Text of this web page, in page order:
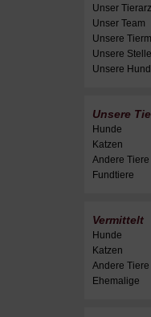
Unser
Unser Team
Unsere
Unsere
Unsere
Unsere
Hunde
Katzen
Andere Tiere
Fundtiere
Vermittelt
Hunde
Katzen
Andere Tiere
Ehemalige